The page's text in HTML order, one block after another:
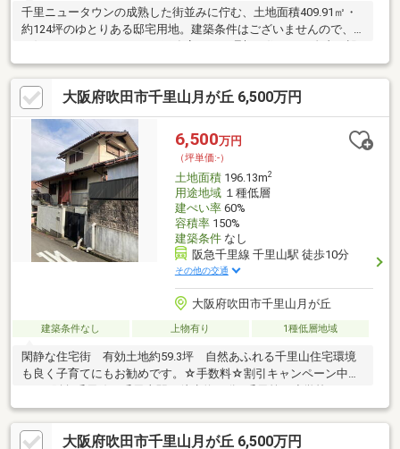
千里ニュータウンの成熟した街並みに佇む、土地面積409.91㎡・
約124坪のゆとりある邸宅用地。建築条件はございませんので、
お好きなハウスメーカー・工務店にて、理想の住まいを自由に設
計していただけます。広々とした敷地を活かし、開放感のある
LDK、庭、テラスなど、上質な暮らしを叶える住まいづくりが可
能です。緑を身近に感じる落ち着いた住環境と、北大阪急行「桃
山台」駅を利用できる利便性を兼ね備えた、永住用地としても魅
力ある一邸です。
大阪府吹田市千里山月が丘 6,500万円
6,500万円
（坪単価:-）
土地面積196.13m2
用途地域１種低層
建ぺい率60%
容積率150%
建築条件なし
阪急千里線 千里山駅 徒歩10分
その他の交通
大阪府吹田市千里山月が丘
建築条件なし 上物有り 1種低層地域
閑静な住宅街 有効土地約59.3坪 自然あふれる千里山住宅環境
も良く子育てにもお勧めです。☆手数料☆割引キャンペーン中で
ｍ 徒歩約7分■第一中学校 1817ｍ 徒歩約23分■阪急オアシ
ス 893ｍ 徒歩約12分■ファミリーマート 381ｍ 徒歩約5分買
い物便利な千里山月が丘是非一度ご覧ください！
大阪府吹田市千里山月が丘 6,500万円